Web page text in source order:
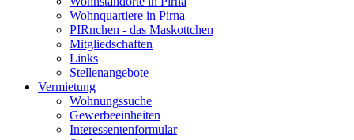
Wohnquartiere in Pirna
PIRnchen - das Maskottchen
Mitgliedschaften
Links
Stellenangebote
Vermietung
Wohnungssuche
Gewerbeeinheiten
Interessentenformular